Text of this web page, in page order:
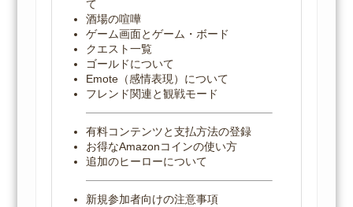
て
酒場の喧嘩
ゲーム画面とゲーム・ボード
クエスト一覧
ゴールドについて
Emote（感情表現）について
フレンド関連と観戦モード
有料コンテンツと支払方法の登録
お得なAmazonコインの使い方
追加のヒーローについて
新規参加者向けの注意事項